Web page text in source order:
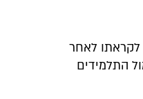
לקראתו לאחר
התלמידים